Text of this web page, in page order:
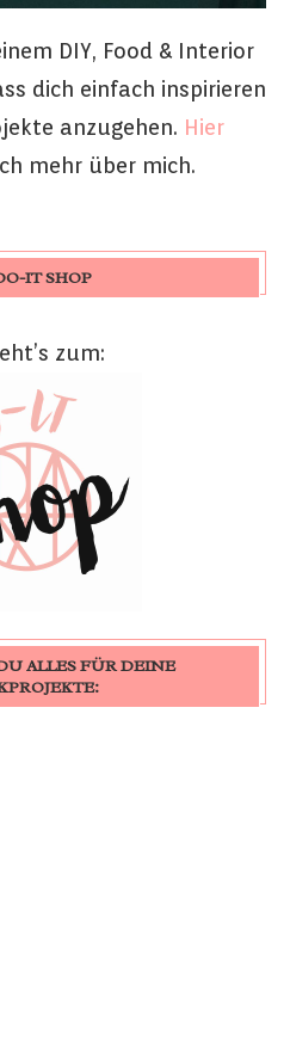
DIY, Food & Interior
dich einfach inspirieren
anzugehen. Hier
mehr über mich.
IT SHOP
zum:
ALLES FÜR DEINE